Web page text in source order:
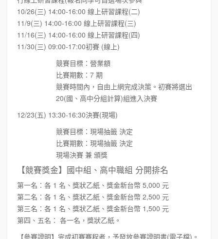
10/26(三) 14:00-16:00 線上研習課程(二)
11/9(三) 14:00-16:00 線上研習課程(三)
11/16(三) 14:00-16:00 線上研習課程(四)
11/30(三) 09:00-17:00初賽 (線上)
競賽目標：營業額
比賽期數：7 期
競賽時間內，自由上網完成決策。初賽將選出
20(國、高中分組計算)組進入決賽
12/23(五) 13:30-16:30決賽(現場)
競賽目標：現場抽籤 決定
比賽期數：現場抽籤 決定
現場決賽 兼 頒獎
【競賽獎金】國中組、高中職組 分開排名
第一名：各 1 名、獎狀乙紙、獎金新台幣 5,000 元
第二名：各 1 名、獎狀乙紙、獎金新台幣 2,500 元
第三名：各 1 名、獎狀乙紙、獎金新台幣 1,500 元
第四、五名： 各一名，獎狀乙紙。
【參賽證明】完成初賽賽程者，予發放參賽證明書(電子檔)。